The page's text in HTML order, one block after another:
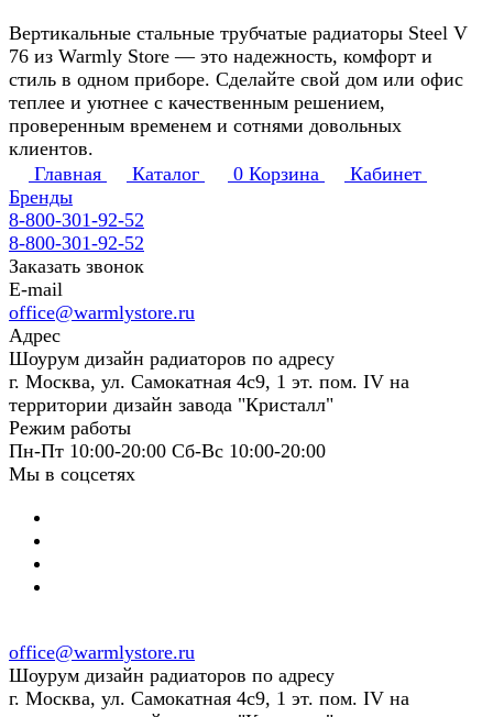
Вертикальные стальные трубчатые радиаторы Steel V
76 из Warmly Store — это надежность, комфорт и
стиль в одном приборе. Сделайте свой дом или офис
теплее и уютнее с качественным решением,
проверенным временем и сотнями довольных
клиентов.
Главная
Каталог 0 Корзина
Кабинет
Бренды
8-800-301-92-52
8-800-301-92-52
Заказать звонок
E-mail
office@warmlystore.ru
Адрес
Шоурум дизайн радиаторов по адресу
г. Москва, ул. Самокатная 4с9, 1 эт. пом. IV на
территории дизайн завода "Кристалл"
Режим работы
Пн-Пт 10:00-20:00 Сб-Вс 10:00-20:00
Мы в соцсетях
office@warmlystore.ru
Шоурум дизайн радиаторов по адресу
г. Москва, ул. Самокатная 4с9, 1 эт. пом. IV на